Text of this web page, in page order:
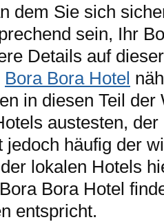
dem Sie sich
sein, Ihr
Details auf
Bora Bora Hotel
in diesen Teil
austesten,
jedoch häufig der
lokalen Hotels
Bora Hotel
entspricht.